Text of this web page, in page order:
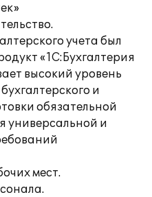
учета был
«1С:Бухгалтерия
высокий уровень
и
обязательной
универсальной и
мест.